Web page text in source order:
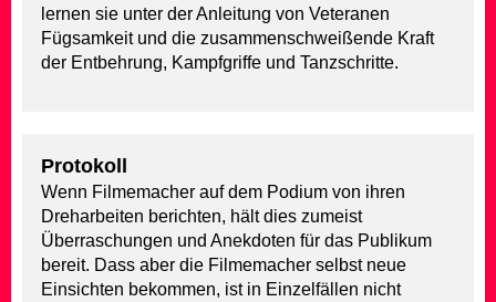
lernen sie unter der Anleitung von Veteranen
Fügsamkeit und die zusammenschweißende Kraft
der Entbehrung, Kampfgriffe und Tanzschritte.
Protokoll
Wenn Filmemacher auf dem Podium von ihren
Dreharbeiten berichten, hält dies zumeist
Überraschungen und Anekdoten für das Publikum
bereit. Dass aber die Filmemacher selbst neue
Einsichten bekommen, ist in Einzelfällen nicht